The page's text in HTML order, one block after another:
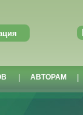
АВТОРАМ